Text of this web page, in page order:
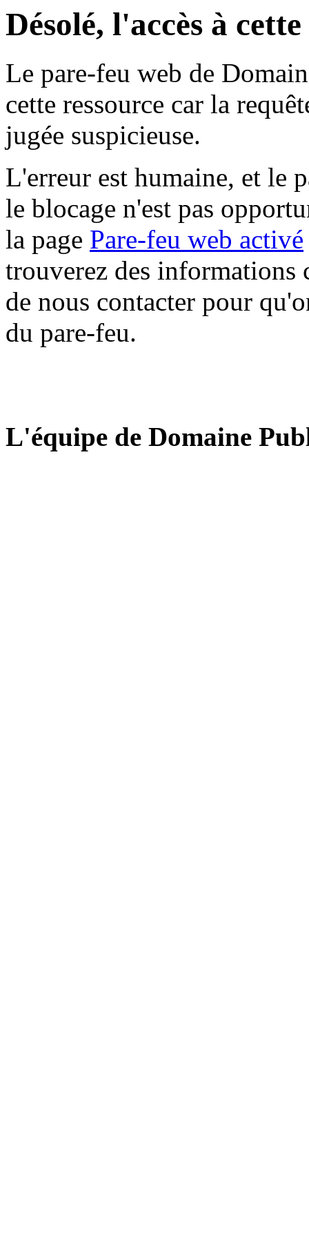
Désolé, l'accès à
Le pare-feu web de
cette ressource car la
jugée suspicieuse.
L'erreur est humaine, et le
le blocage n'est pas
la page Pare-feu web activé
trouverez des informations
de nous contacter pour
du pare-feu.
L'équipe de Domaine